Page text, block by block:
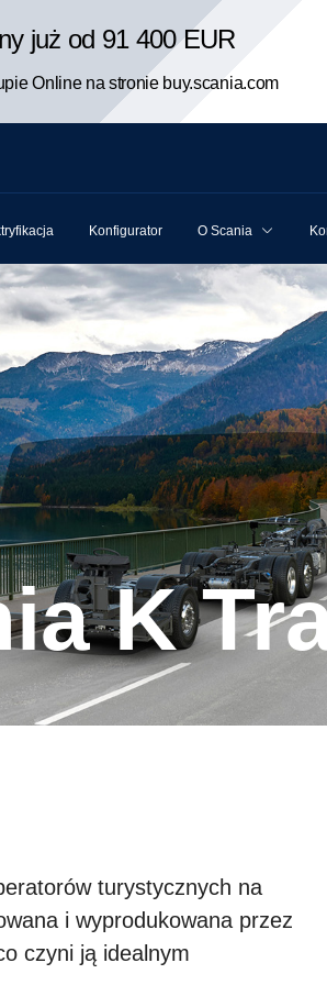
już od 91 400 EUR
Online na stronie buy.scania.com
Konfigurator O Scania
K
turystycznych na
i wyprodukowana przez
czyni ją idealnym